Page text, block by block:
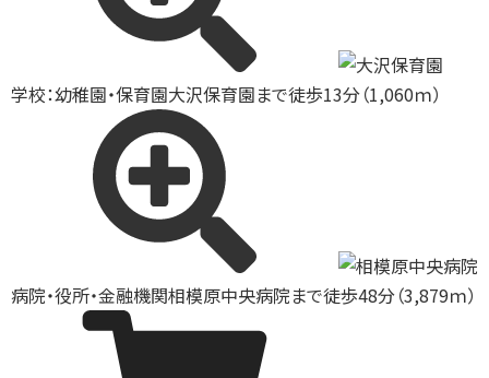
学校：幼稚園・保育園大沢保育園まで徒歩13分（1,060ｍ）
病院・役所・金融機関相模原中央病院まで徒歩48分（3,879ｍ）